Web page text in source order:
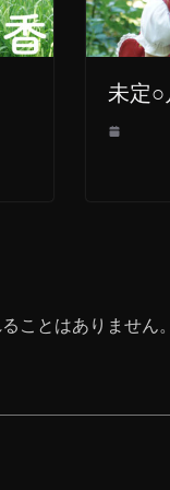
未定
ことはありません